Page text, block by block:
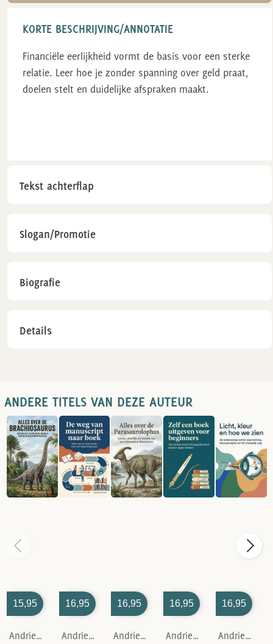
KORTE BESCHRIJVING/ANNOTATIE
Financiële eerlijkheid vormt de basis voor een sterke
relatie. Leer hoe je zonder spanning over geld praat,
doelen stelt en duidelijke afspraken maakt.
Tekst achterflap
Slogan/Promotie
Biografie
Details
ANDERE TITELS VAN DEZE AUTEUR
15,95
Andries B.V.
16,95
Andries B.V.
16,95
Andries B.V.
16,95
Andries B.V.
16,95
Andries B.V.